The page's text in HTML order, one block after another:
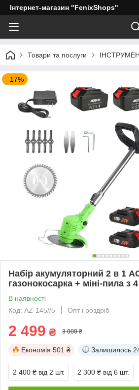
Інтернет-магазин "FenixShops"
Товари та послуги
–17%
Набір акумуляторний 2 в 1
газонокосарка + міні-пила з
В наявності
Код: AZ-145//5
Опт і роздріб
2 499 ₴ 3 000 ₴
Економія 501 ₴ Залишилось
2 400 ₴ від 2 шт. 2 300 ₴ від 6 шт.